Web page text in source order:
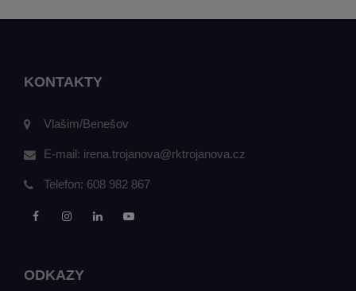
KONTAKTY
Vlašim/Benešov
E-mail: irena.trojanova@rktrojanova.cz
Telefon: 608 982 867
ODKAZY